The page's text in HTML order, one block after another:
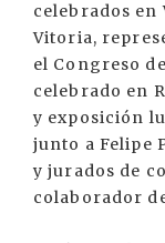
celebrados en
Vitoria,
el Congreso
celebrado en
y exposición
junto a Felipe
y jurados de
colaborador